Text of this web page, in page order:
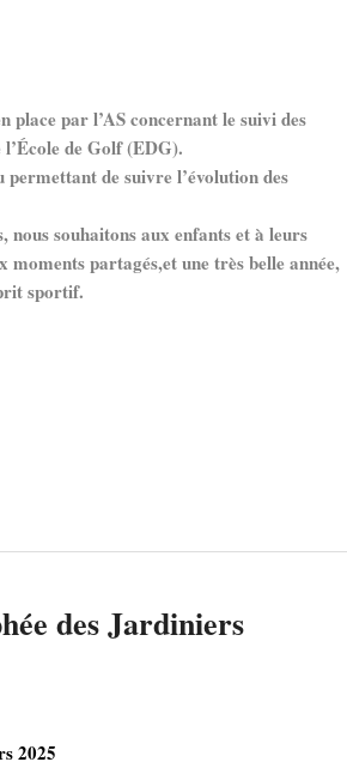
par l’AS concernant le suivi des
de Golf (EDG).
de suivre l’évolution des
souhaitons aux enfants et à leurs
moments partagés,et une très belle année,
sportif.
des Jardiniers
2025